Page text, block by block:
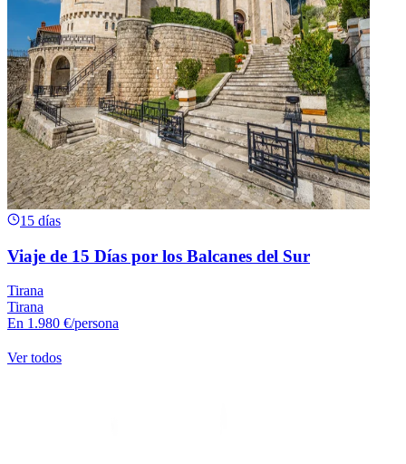
15 días
Viaje de 15 Días por los Balcanes del Sur
Tirana
Tirana
En 1.980 €/persona
Ver todos